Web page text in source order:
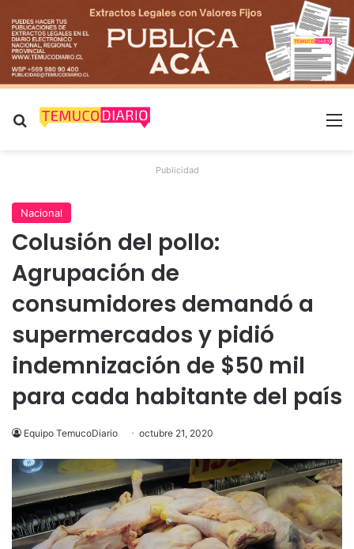
Buscar por
Publicidad
Nacional
Colusión del pollo:
Agrupación de
consumidores demandó a
supermercados y pidió
indemnización de $50 mil
para cada habitante del país
Equipo TemucoDiario octubre 21, 2020